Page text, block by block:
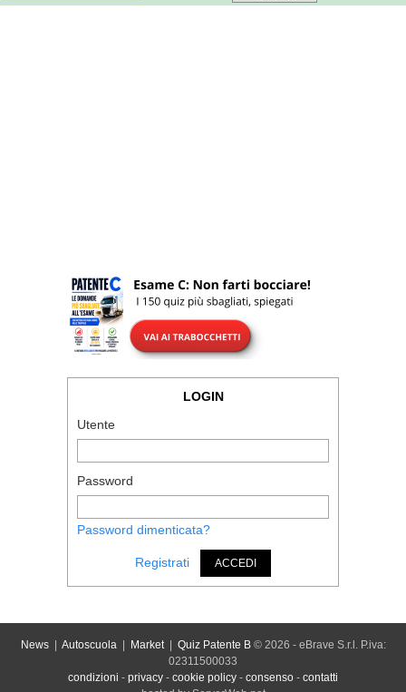
LOGIN
Utente
Password
Password dimenticata?
Registrati ACCEDI
News| Autoscuola| Market| Quiz Patente B© 2026 - eBrave S.r.l. P.iva:
02311500033
condizioni - privacy - cookie policy - consenso - contatti